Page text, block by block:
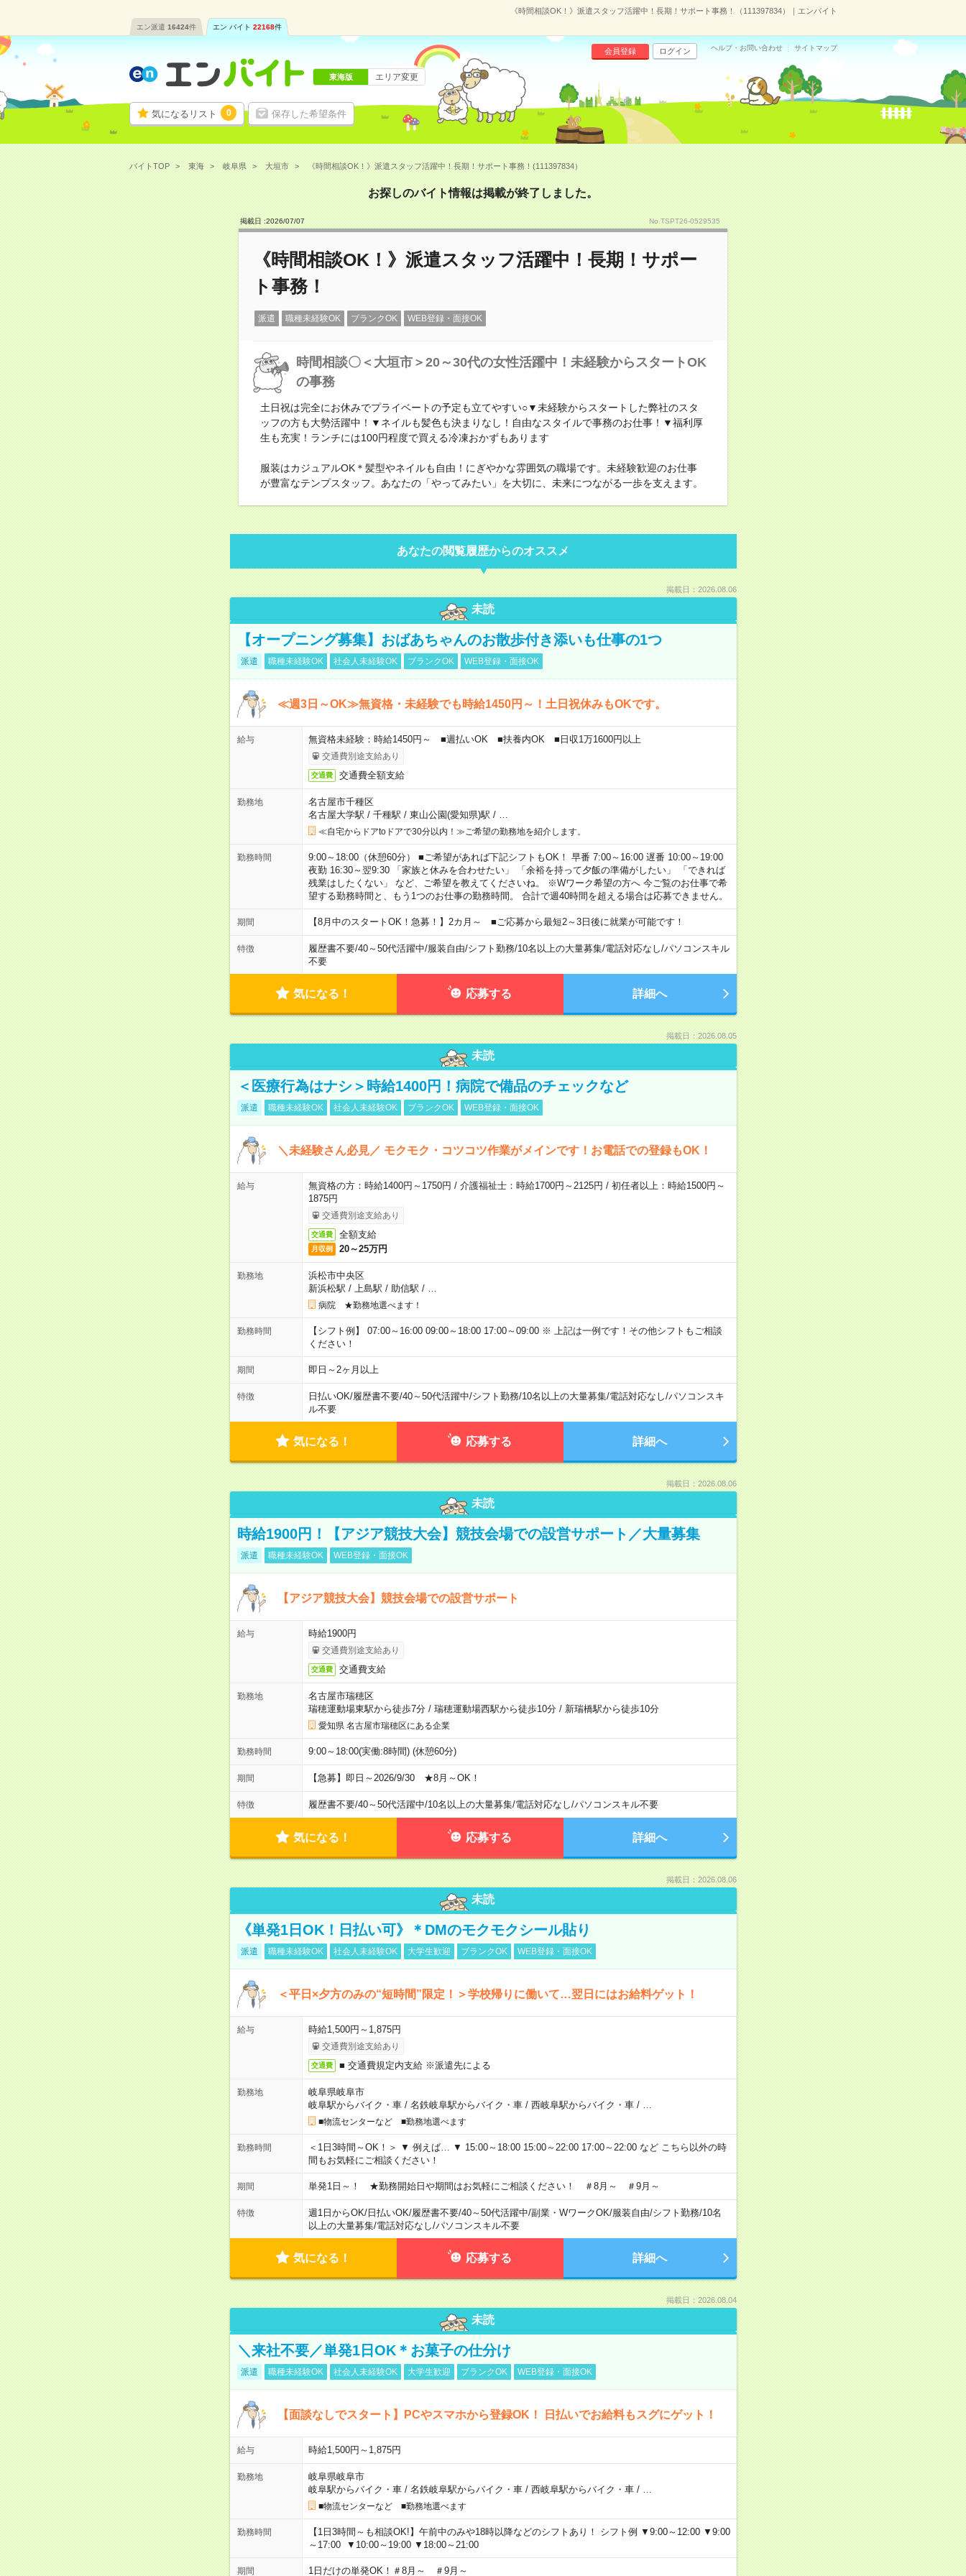
《時間相談OK！》派遣スタッフ活躍中！長期！サポート事務！（111397834）｜エンバイト
エン派遣 16424件 エン バイト 22168件
気になるリスト 0 保存した希望条件
会員登録 ログイン ヘルプ・お問い合わせ サイトマップ
東海版 エリア変更
バイトTOP 東海 岐阜県 大垣市 《時間相談OK！》派遣スタッフ活躍中！長期！サポート事務！(111397834）
お探しのバイト情報は掲載が終了しました。
掲載日 :2026/07/07 No.TSPT26-0529535
《時間相談OK！》派遣スタッフ活躍中！長期！サポー
ト事務！
派遣 職種未経験OK ブランクOK WEB登録・面接OK
時間相談〇＜大垣市＞20～30代の女性活躍中！未経験からスタートOK
の事務
土日祝は完全にお休みでプライベートの予定も立てやすい○▼未経験からスタートした弊社のスタ
ッフの方も大勢活躍中！▼ネイルも髪色も決まりなし！自由なスタイルで事務のお仕事！▼福利厚
生も充実！ランチには100円程度で買える冷凍おかずもあります
服装はカジュアルOK＊髪型やネイルも自由！にぎやかな雰囲気の職場です。未経験歓迎のお仕事
が豊富なテンプスタッフ。あなたの「やってみたい」を大切に、未来につながる一歩を支えます。
あなたの閲覧履歴からのオススメ
掲載日：2026.08.06
未読
【オープニング募集】おばあちゃんのお散歩付き添いも仕事の1つ
派遣 職種未経験OK 社会人未経験OK ブランクOK WEB登録・面接OK
≪週3日～OK≫無資格・未経験でも時給1450円～！土日祝休みもOKです。
給与 無資格未経験：時給1450円～ ■週払いOK ■扶養内OK ■日収1万1600円以上
交通費別途支給あり
交通費 交通費全額支給
勤務地
名古屋市千種区
名古屋大学駅 / 千種駅 / 東山公園(愛知県)駅 /
≪自宅からドアtoドアで30分以内！≫ご希望の勤務地を紹介します。
勤務時間
9:00～18:00（休憩60分） ■ご希望があれば下記シフトもOK！ 早番 7:00～16:00 遅番 10:00～19:00
夜勤 16:30～翌9:30 「家族と休みを合わせたい」 「余裕を持って夕飯の準備がしたい」 「できれば
残業はしたくない」 など、ご希望を教えてくださいね。 ※Wワーク希望の方へ 今ご覧のお仕事で希
望する勤務時間と、もう1つのお仕事の勤務時間。 合計で週40時間を超える場合は応募できません。
期間 【8月中のスタートOK！急募！】2カ月～ ■ご応募から最短2～3日後に就業が可能です！
特徴 履歴書不要/40～50代活躍中/服装自由/シフト勤務/10名以上の大量募集/電話対応なし/パソコンスキル
不要
気になる！ 応募する 詳細へ
掲載日：2026.08.05
未読
＜医療行為はナシ＞時給1400円！病院で備品のチェックなど
派遣 職種未経験OK 社会人未経験OK ブランクOK WEB登録・面接OK
＼未経験さん必見／ モクモク・コツコツ作業がメインです！お電話での登録もOK！
給与
無資格の方：時給1400円～1750円 / 介護福祉士：時給1700円～2125円 / 初任者以上：時給1500円～
1875円
交通費別途支給あり
交通費 全額支給
月収例 20～25万円
勤務地
浜松市中央区
新浜松駅 / 上島駅 / 助信駅 /
病院 ★勤務地選べます！
勤務時間
【シフト例】 07:00～16:00 09:00～18:00 17:00～09:00 ※ 上記は一例です！その他シフトもご相談
ください！
期間 即日～2ヶ月以上
特徴 日払いOK/履歴書不要/40～50代活躍中/シフト勤務/10名以上の大量募集/電話対応なし/パソコンスキ
ル不要
気になる！ 応募する 詳細へ
掲載日：2026.08.06
未読
時給1900円！【アジア競技大会】競技会場での設営サポート／大量募集
派遣 職種未経験OK WEB登録・面接OK
【アジア競技大会】競技会場での設営サポート
給与 時給1900円
交通費別途支給あり
交通費 交通費支給
勤務地
名古屋市瑞穂区
瑞穂運動場東駅から徒歩7分/ 瑞穂運動場西駅から徒歩10分/ 新瑞橋駅から徒歩10分
愛知県 名古屋市瑞穂区にある企業
勤務時間 9:00～18:00(実働:8時間) (休憩60分)
期間 【急募】即日～2026/9/30 ★8月～OK！
特徴 履歴書不要/40～50代活躍中/10名以上の大量募集/電話対応なし/パソコンスキル不要
気になる！ 応募する 詳細へ
掲載日：2026.08.06
未読
《単発1日OK！日払い可》＊DMのモクモクシール貼り
派遣 職種未経験OK 社会人未経験OK 大学生歓迎 ブランクOK WEB登録・面接OK
＜平日×夕方のみの“短時間”限定！＞学校帰りに働いて…翌日にはお給料ゲット！
給与 時給1,500円～1,875円
交通費別途支給あり
交通費 ■ 交通費規定内支給 ※派遣先による
勤務地
岐阜県岐阜市
岐阜駅からバイク・車/ 名鉄岐阜駅からバイク・車/ 西岐阜駅からバイク・車/
■物流センターなど ■勤務地選べます
勤務時間
＜1日3時間～OK！＞ ▼ 例えば… ▼ 15:00～18:00 15:00～22:00 17:00～22:00 など こちら以外の時
間もお気軽にご相談ください！
期間 単発1日～！ ★勤務開始日や期間はお気軽にご相談ください！ ＃8月～ ＃9月～
特徴 週1日からOK/日払いOK/履歴書不要/40～50代活躍中/副業・WワークOK/服装自由/シフト勤務/10名
以上の大量募集/電話対応なし/パソコンスキル不要
気になる！ 応募する 詳細へ
掲載日：2026.08.04
未読
＼来社不要／単発1日OK＊お菓子の仕分け
派遣 職種未経験OK 社会人未経験OK 大学生歓迎 ブランクOK WEB登録・面接OK
【面談なしでスタート】PCやスマホから登録OK！ 日払いでお給料もスグにゲット！
給与 時給1,500円～1,875円
勤務地
岐阜県岐阜市
岐阜駅からバイク・車/ 名鉄岐阜駅からバイク・車/ 西岐阜駅からバイク・車/
■物流センターなど ■勤務地選べます
勤務時間
【1日3時間～も相談OK!】午前中のみや18時以降などのシフトあり！ シフト例 ▼9:00～12:00 ▼9:00
～17:00 ▼10:00～19:00 ▼18:00～21:00
期間 1日だけの単発OK！＃8月～ ＃9月～